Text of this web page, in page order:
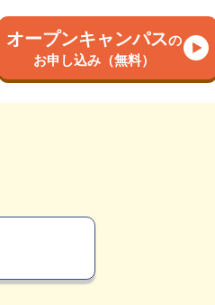
オープンキャンパスの
お申し込み（無料）